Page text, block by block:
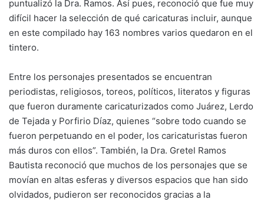
puntualizó la Dra. Ramos. Así pues, reconoció que fue muy
difícil hacer la selección de qué caricaturas incluir, aunque
en este compilado hay 163 nombres varios quedaron en el
tintero.
Entre los personajes presentados se encuentran
periodistas, religiosos, toreos, políticos, literatos y figuras
que fueron duramente caricaturizados como Juárez, Lerdo
de Tejada y Porfirio Díaz, quienes “sobre todo cuando se
fueron perpetuando en el poder, los caricaturistas fueron
más duros con ellos”. También, la Dra. Gretel Ramos
Bautista reconoció que muchos de los personajes que se
movían en altas esferas y diversos espacios que han sido
olvidados, pudieron ser reconocidos gracias a la